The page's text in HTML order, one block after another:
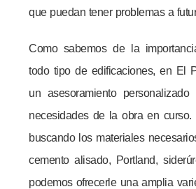
que puedan tener problemas a
Como sabemos de la
todo tipo de edificaciones, en El
un asesoramiento
necesidades de la obra en
buscando los materiales
cemento alisado, Portland,
podemos ofrecerle una amplia